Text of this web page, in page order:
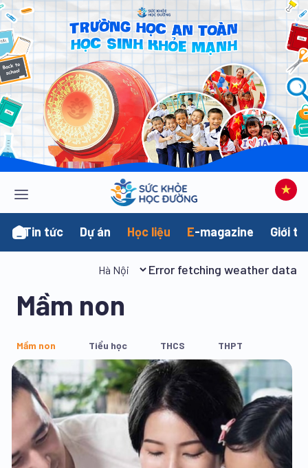
Tin tức Dự án Học liệu E-magazine Giới
Error fetching weather data
Mầm non
Mầm non Tiểu học THCS THPT